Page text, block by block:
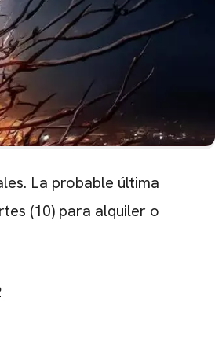
La probable última
(10) para alquiler o